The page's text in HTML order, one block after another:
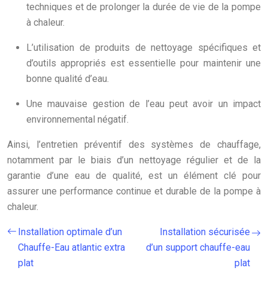
techniques et de prolonger la durée de vie de la pompe
à chaleur.
L’utilisation de produits de nettoyage spécifiques et
d’outils appropriés est essentielle pour maintenir une
bonne qualité d’eau.
Une mauvaise gestion de l’eau peut avoir un impact
environnemental négatif.
Ainsi, l’entretien préventif des systèmes de chauffage,
notamment par le biais d’un nettoyage régulier et de la
garantie d’une eau de qualité, est un élément clé pour
assurer une performance continue et durable de la pompe à
chaleur.
Installation optimale d’un
Chauffe-Eau atlantic extra
plat
Installation sécurisée
d’un support chauffe-eau
plat